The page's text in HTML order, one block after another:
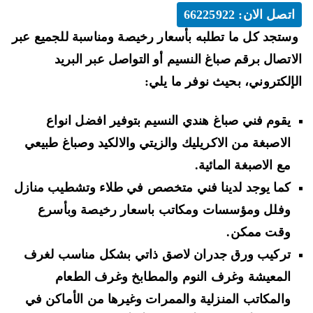
اتصل الان: 66225922
كل ما تطلبه بأسعار رخيصة ومناسبة للجميع عبر
برقم صباغ النسيم أو التواصل عبر البريد
بحيث نوفر ما يلي:
يقوم فني صباغ هندي النسيم بتوفير افضل انواع
الاصبغة من الاكريليك والزيتي والالكيد وصباغ طبيعي
مع الاصبغة المائية.
كما يوجد لدينا فني متخصص في طلاء وتشطيب منازل
وفلل ومؤسسات ومكاتب باسعار رخيصة وبأسرع
وقت ممكن.
تركيب ورق جدران لاصق ذاتي بشكل مناسب لغرف
المعيشة وغرف النوم والمطابخ وغرف الطعام
والمكاتب المنزلية والممرات وغيرها من الأماكن في